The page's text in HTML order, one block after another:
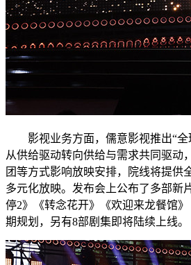
影视业务方面，儒意影视推出“全
从供给驱动转向供给与需求共同驱动
团等方式影响放映安排，院线将提供
多元化放映。发布会上公布了多部新
停2》《转念花开》《欢迎来龙餐馆
期规划，另有8部剧集即将陆续上线。